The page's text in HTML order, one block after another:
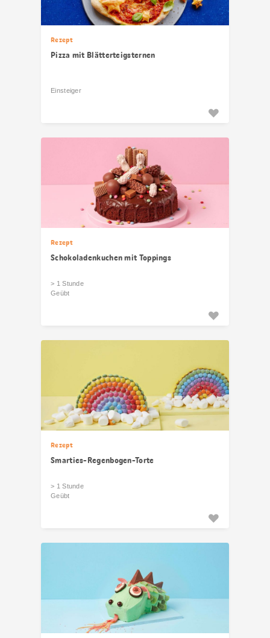
Rezept
Pizza mit Blätterteigsternen
Einsteiger
Rezept
Schokoladenkuchen mit Toppings
> 1 Stunde
Geübt
Rezept
Smarties-Regenbogen-Torte
> 1 Stunde
Geübt